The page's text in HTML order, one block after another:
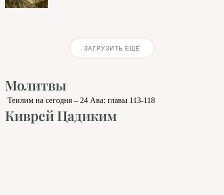
ЗАГРУЗИТЬ ЕЩЁ
Молитвы
Теилим на сегодня – 24 Ава: главы 113-118
Киврей Цадиким